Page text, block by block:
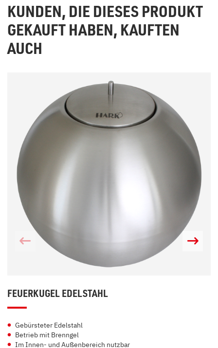
KUNDEN, DIE DIESES PRODUKT
GEKAUFT HABEN, KAUFTEN
AUCH
FEUERKUGEL EDELSTAHL
Gebürsteter Edelstahl
Betrieb mit Brenngel
Im Innen- und Außenbereich nutzbar